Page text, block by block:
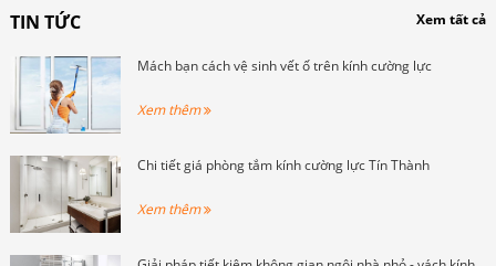
viết dưới để hiểu rõ các tiêu chuẩn kỹ
TIN TỨC Xem tất cả
Mách bạn cách vệ sinh vết ố trên kính cường lực
Xem thêm
Chi tiết giá phòng tắm kính cường lực Tín Thành
Xem thêm